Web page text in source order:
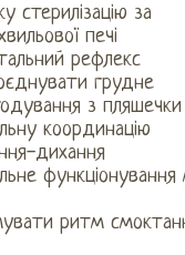
стерилізацію за
печі
рефлекс
грудне
з пляшечки
координацію
дихання
функціонування
ритм